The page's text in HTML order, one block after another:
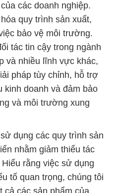
cả các sản phẩm của
chất lượng cao nhất,
khách hàng.
trong những điểm mạnh
Trường Phát. Chúng tôi
cấp hóa chất đa dạng
khác nhau. Đối tác và
bạn đồng hành quan
chúng tôi tự hào là
vực cung cấp hóa chất
cấp hóa chất Thuốc Tím
Giang